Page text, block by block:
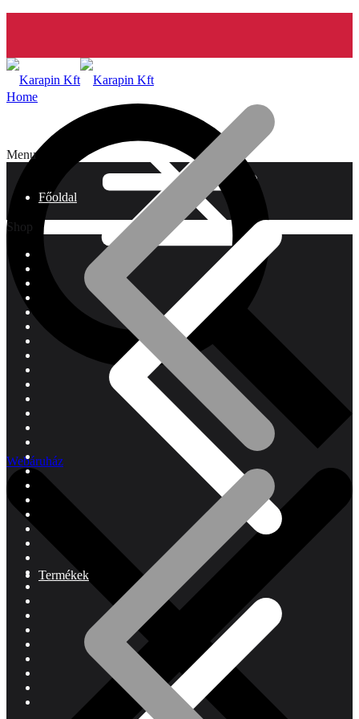
Menu
Főoldal
Termékek
Shop
Home
Webáruház